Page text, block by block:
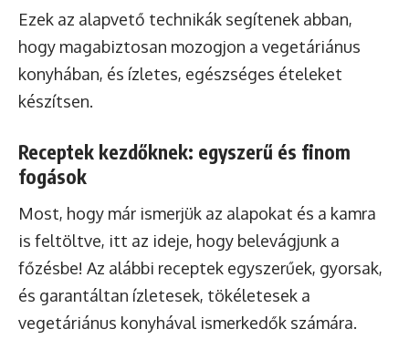
Ezek az alapvető technikák segítenek abban,
hogy magabiztosan mozogjon a vegetáriánus
konyhában, és ízletes, egészséges ételeket
készítsen.
Receptek kezdőknek: egyszerű és finom
fogások
Most, hogy már ismerjük az alapokat és a kamra
is feltöltve, itt az ideje, hogy belevágjunk a
főzésbe! Az alábbi receptek egyszerűek, gyorsak,
és garantáltan ízletesek, tökéletesek a
vegetáriánus konyhával ismerkedők számára.